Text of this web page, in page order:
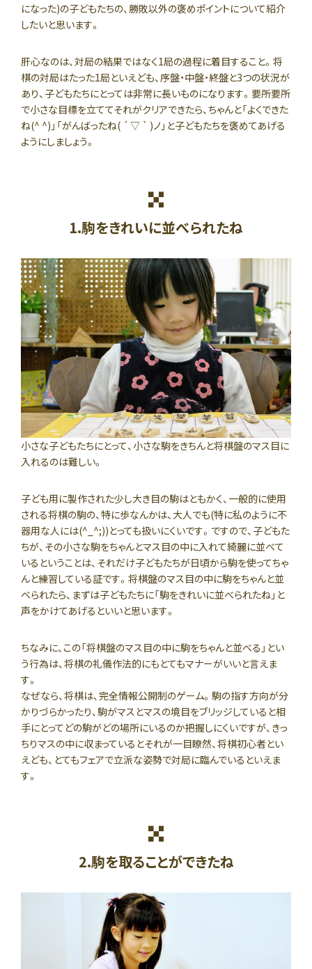
になった)の子どもたちの、勝敗以外の褒めポイントについて紹介
したいと思います。
肝心なのは、対局の結果ではなく1局の過程に着目すること。将
棋の対局はたった1局といえども、序盤・中盤・終盤と3つの状況が
あり、子どもたちにとっては非常に長いものになります。要所要所
で小さな目標を立ててそれがクリアできたら、ちゃんと「よくできた
ね(^ ^)」「がんばったね( ´ ▽ ` )ノ」と子どもたちを褒めてあげる
ようにしましょう。
1.駒をきれいに並べられたね
小さな子どもたちにとって、小さな駒をきちんと将棋盤のマス目に
入れるのは難しい。
子ども用に製作された少し大き目の駒はともかく、一般的に使用
される将棋の駒の、特に歩なんかは、大人でも(特に私のように不
器用な人には(^_^;))とっても扱いにくいです。ですので、子どもた
ちが、その小さな駒をちゃんとマス目の中に入れて綺麗に並べて
いるということは、それだけ子どもたちが日頃から駒を使ってちゃ
んと練習している証です。将棋盤のマス目の中に駒をちゃんと並
べられたら、まずは子どもたちに「駒をきれいに並べられたね」と
声をかけてあげるといいと思います。
ちなみに、この「将棋盤のマス目の中に駒をちゃんと並べる」とい
う行為は、将棋の礼儀作法的にもとてもマナーがいいと言えま
す。
なぜなら、将棋は、完全情報公開制のゲーム。駒の指す方向が分
かりづらかったり、駒がマスとマスの境目をブリッジしていると相
手にとってどの駒がどの場所にいるのか把握しにくいですが、きっ
ちりマスの中に収まっているとそれが一目瞭然、将棋初心者とい
えども、とてもフェアで立派な姿勢で対局に臨んでいるといえま
す。
2.駒を取ることができたね